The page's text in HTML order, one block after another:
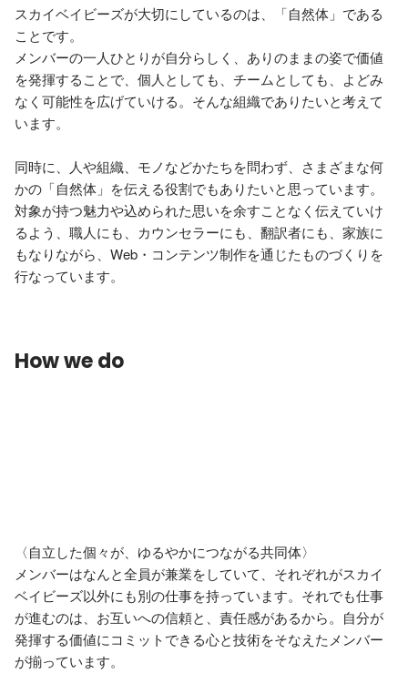
スカイベイビーズが大切にしているのは、「自然体」である
ことです。
メンバーの一人ひとりが自分らしく、ありのままの姿で価値
を発揮することで、個人としても、チームとしても、よどみ
なく可能性を広げていける。そんな組織でありたいと考えて
います。
同時に、人や組織、モノなどかたちを問わず、さまざまな何
かの「自然体」を伝える役割でもありたいと思っています。
対象が持つ魅力や込められた思いを余すことなく伝えていけ
るよう、職人にも、カウンセラーにも、翻訳者にも、家族に
もなりながら、Web・コンテンツ制作を通じたものづくりを
How we do
〈自立した個々が、ゆるやかにつながる共同体〉
メンバーはなんと全員が兼業をしていて、それぞれがスカイ
ベイビーズ以外にも別の仕事を持っています。それでも仕事
が進むのは、お互いへの信頼と、責任感があるから。自分が
発揮する価値にコミットできる心と技術をそなえたメンバー
が揃っています。